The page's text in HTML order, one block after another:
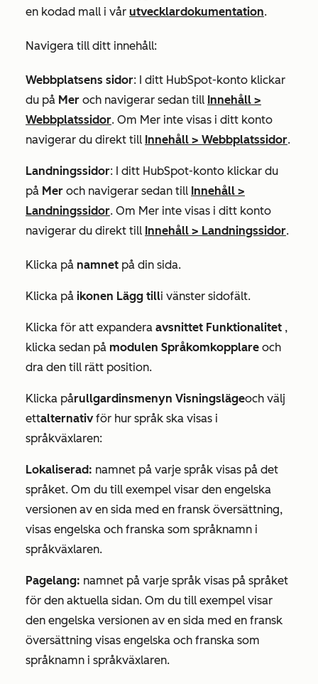
en kodad mall i vår utvecklardokumentation.
Navigera till ditt innehåll:
Webbplatsens sidor: I ditt HubSpot-konto klickar
du på Mer och navigerar sedan till Innehåll >
Webbplatssidor. Om Mer inte visas i ditt konto
navigerar du direkt till Innehåll > Webbplatssidor.
Landningssidor: I ditt HubSpot-konto klickar du
på Mer och navigerar sedan till Innehåll >
Landningssidor. Om Mer inte visas i ditt konto
navigerar du direkt till Innehåll > Landningssidor.
Klicka på namnet på din sida.
Klicka på ikonen Lägg tilli vänster sidofält.
Klicka för att expandera avsnittet Funktionalitet ,
klicka sedan på modulen Språkomkopplare och
dra den till rätt position.
Klicka pårullgardinsmenyn Visningslägeoch välj
ettalternativför hur språk ska visas i
språkväxlaren:
Lokaliserad: namnet på varje språk visas på det
språket. Om du till exempel visar den engelska
versionen av en sida med en fransk översättning,
visas engelska och franska som språknamn i
språkväxlaren.
Pagelang: namnet på varje språk visas på språket
för den aktuella sidan. Om du till exempel visar
den engelska versionen av en sida med en fransk
översättning visas engelska och franska som
språknamn i språkväxlaren.